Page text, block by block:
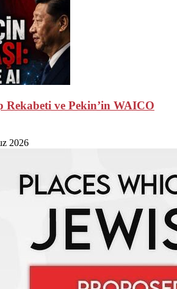
Rekabeti ve Pekin’in WAICO
2026